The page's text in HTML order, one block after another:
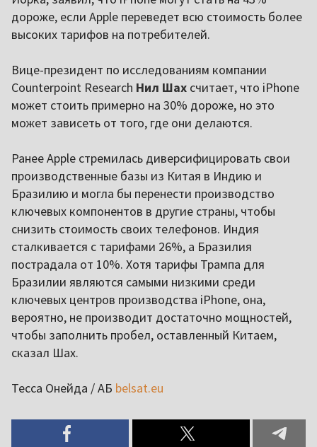
дороже, если Apple переведет всю стоимость более
высоких тарифов на потребителей.
Вице-президент по исследованиям компании
Counterpoint Research Нил Шах считает, что iPhone
может стоить примерно на 30% дороже, но это
может зависеть от того, где они делаются.
Ранее Apple стремилась диверсифицировать свои
производственные базы из Китая в Индию и
Бразилию и могла бы перенести производство
ключевых компонентов в другие страны, чтобы
снизить стоимость своих телефонов. Индия
сталкивается с тарифами 26%, а Бразилия
пострадала от 10%. Хотя тарифы Трампа для
Бразилии являются самыми низкими среди
ключевых центров производства iPhone, она,
вероятно, не производит достаточно мощностей,
чтобы заполнить пробел, оставленный Китаем,
сказал Шах.
Тесса Онейда / АБ belsat.eu